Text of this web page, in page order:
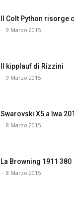
Il Colt Python risorge
- 9 Marzo 2015
Il kipplauf di Rizzini
- 9 Marzo 2015
Swarovski X5 a Iwa
- 8 Marzo 2015
La Browning 1911 380
- 8 Marzo 2015